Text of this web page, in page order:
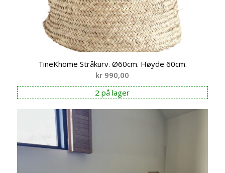
TineKhome Stråkurv. Ø60cm. Høyde 60cm.
kr 990,00
2 på lager